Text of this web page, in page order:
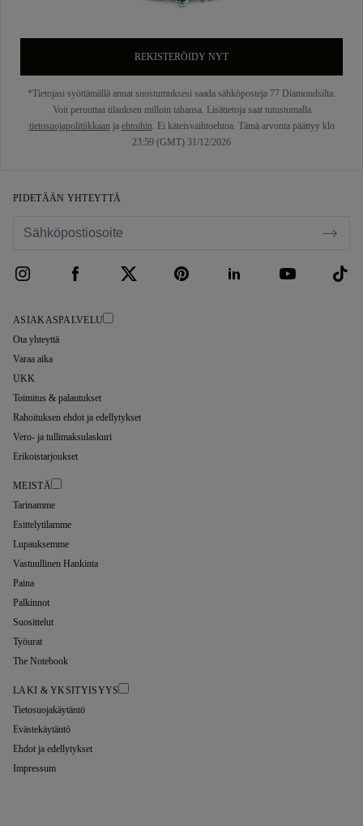
REKISTERÖIDY NYT
*Tietojasi syöttämällä annat suostumuksesi saada sähköposteja 77 Diamondsilta.
Voit peruuttaa tilauksen milloin tahansa. Lisätietoja saat tutustumalla
tietosuojapolitiikkaanja ehtoihin. Ei käteisvaihtoehtoa. Tämä arvonta päättyy klo
23:59 (GMT) 31/12/2026
PIDETÄÄN YHTEYTTÄ
ASIAKASPALVELU
Ota yhteyttä
Varaa aika
UKK
Toimitus & palautukset
Rahoituksen ehdot ja edellytykset
Vero- ja tullimaksulaskuri
Erikoistarjoukset
MEISTÄ
Tarinamme
Esittelytilamme
Lupauksemme
Vastuullinen Hankinta
Paina
Palkinnot
Suosittelut
Työurat
The Notebook
LAKI & YKSITYISYYS
Tietosuojakäytäntö
Evästekäytäntö
Ehdot ja edellytykset
Impressum